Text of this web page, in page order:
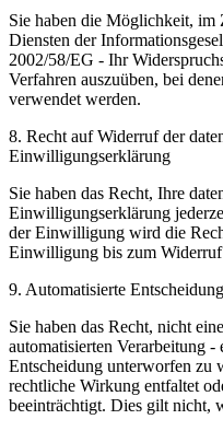
Sie haben die Möglichkeit, im
Diensten der
2002/58/EG - Ihr
Verfahren auszuüben, bei
verwendet werden.
8. Recht auf Widerruf der
Einwilligungserklärung
Sie haben das Recht, Ihre
Einwilligungserklärung
der Einwilligung wird die
Einwilligung bis zum
9. Automatisierte
Sie haben das Recht, nicht
automatisierten Verarbeitung
Entscheidung unterworfen zu
rechtliche Wirkung entfaltet
beeinträchtigt. Dies gilt nicht,